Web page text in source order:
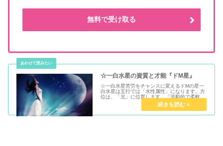
無料で受け取る
☆一白水星の資質と才能『ドM星』
☆一白水星苦労をチャンスに変えるドMの星一
白水星は五行では「水性属性」になります。方
位は、「北」に位置します。「流動的で柔軟な
星」水だけに環境や人間関係に対してとても上
手にシンクロします。苦労星とも言われてお